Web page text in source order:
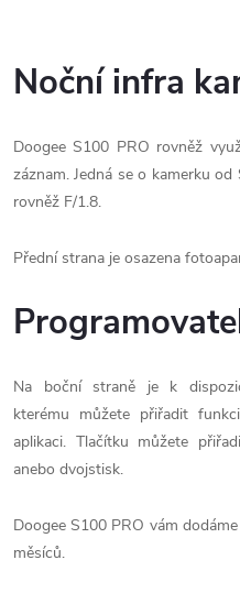
Noční infra
Doogee S100 PRO rovněž
záznam. Jedná se o kamerku
rovněž F/1.8.
Přední strana je osazena
Na boční straně je k
kterému můžete přiřadit
aplikaci. Tlačítku můžete
anebo dvojstisk.
Doogee S100 PRO vám
měsíců.